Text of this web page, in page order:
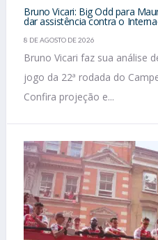
Bruno Vicari: Big Odd para
dar assistência contra o
8 DE AGOSTO DE 2026
Bruno Vicari faz sua análise
jogo da 22ª rodada do
Confira projeção e...